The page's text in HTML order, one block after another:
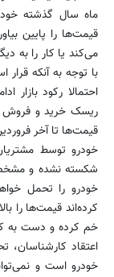
ماه سال گذشته
قیمت‌ها را پایین
می‌کند یا کار را به
احتمالا رکود
ریسک خرید و فروش
قیمت‌ها تا آخر
خودرو توسط
شکسته نشده و
خودرو را تحمل
کرده‌اند قیمت‌ها را
خم کرده و دست به
اعتقاد کارشناسان،
خودرو است و